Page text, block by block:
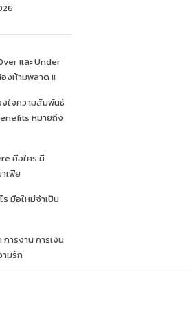
และ Under
งห้ามพลาด !!
งใจความสัมพันธ์
หมายถึง
คือใคร มี
เฟีย
มือใหม่จำเป็น
ารงาน การเงิน
มรัก